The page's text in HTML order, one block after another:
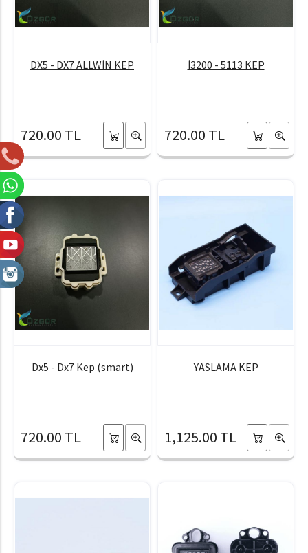
DX5 - DX7 ALLWİN KEP
720.00 TL
İ3200 - 5113 KEP
720.00 TL
Dx5 - Dx7 Kep (smart)
720.00 TL
YASLAMA KEP
1,125.00 TL